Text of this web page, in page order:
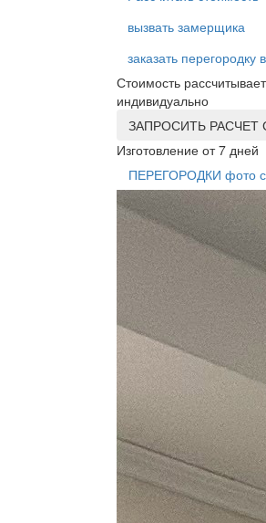
вызвать замерщика
заказать перегородку
Стоимость
индивидуально
ЗАПРОСИТЬ
Изготовление от 7 дней
ПЕРЕГОРОДКИ фото с